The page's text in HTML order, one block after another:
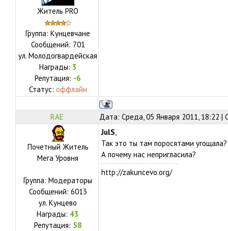
Житель PRO
Группа: Кунцевчане
Сообщений: 701
ул. Молодогвардейская
Награды: 3
Репутация: -6
Статус: оффлайн
RAE Дата: Среда, 05 Января 2011, 18:22 |
Почетный Житель
Мега Уровня
Группа: Модераторы
Сообщений: 6013
ул. Кунцево
Награды: 43
Репутация: 58
JulS,
Так это ты там поросятами угощала?
А почему нас непригласила?
http://zakuncevo.org/